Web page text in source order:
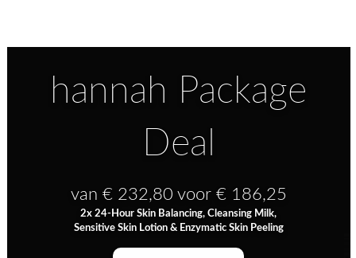
hannah Package
Deal
van € 232,80 voor € 186,25
2x 24-Hour Skin Balancing, Cleansing Milk,
Sensitive Skin Lotion & Enzymatic Skin Peeling